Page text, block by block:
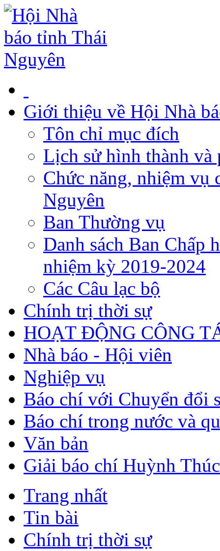
Giới thiệu về Hội Nhà
Tôn chỉ mục đích
Lịch sử hình thành và
Chức năng, nhiệm vụ
Nguyên
Ban Thường vụ
Danh sách Ban Chấp
nhiệm kỳ 2019-2024
Các Câu lạc bộ
Chính trị thời sự
HOẠT ĐỘNG CÔNG
Nhà báo - Hội viên
Nghiệp vụ
Báo chí với Chuyển đổi
Báo chí trong nước và
Văn bản
Giải báo chí Huỳnh
Trang nhất
Tin bài
Chính trị thời sự